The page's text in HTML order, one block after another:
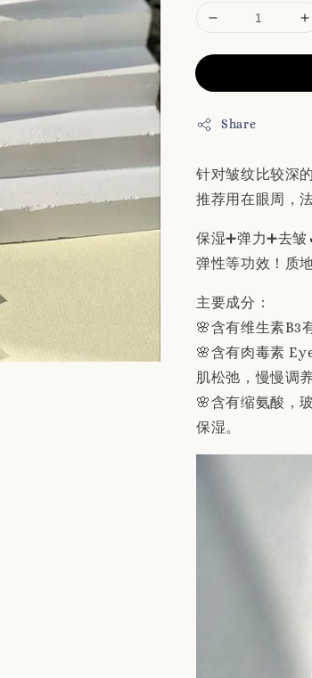
Share
针对皱纹比较深
推荐用在眼周，
保湿➕弹力➕去
弹性等功效！质
主要成分：
🌸含有维生素B3
🌸含有肉毒素
肌松弛，慢慢调
🌸含有缩氨酸，
保湿。